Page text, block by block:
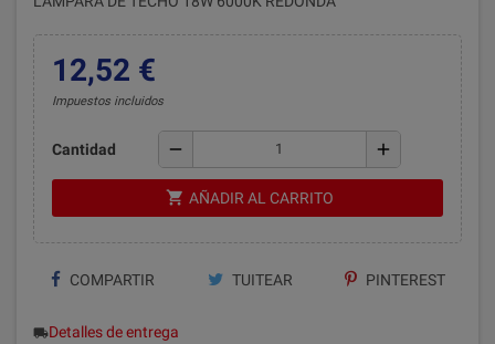
12,52 €
Impuestos incluidos
Cantidad remove add
shopping_cart AÑADIR AL CARRITO
COMPARTIR TUITEAR PINTEREST
local_shippingDetalles de entrega